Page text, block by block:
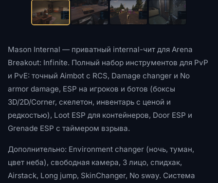
Mason Internal — приватный internal-чит для Arena
Breakout: Infinite. Полный набор инструментов для PvP
и PvE: точный Aimbot с RCS, Damage changer и No
armor damage, ESP на игроков и ботов (боксы
3D/2D/Corner, скелетон, инвентарь с ценой и
редкостью), Loot ESP для контейнеров, Door ESP и
Grenade ESP с таймером взрыва.
Дополнительно: Environment changer (ночь, туман,
цвет неба), свободная камера, 3 лицо, спидхак,
Airstack, Long jump, SkinChanger, No sway. Система